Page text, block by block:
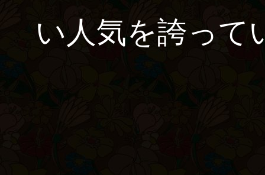
い人気を誇って